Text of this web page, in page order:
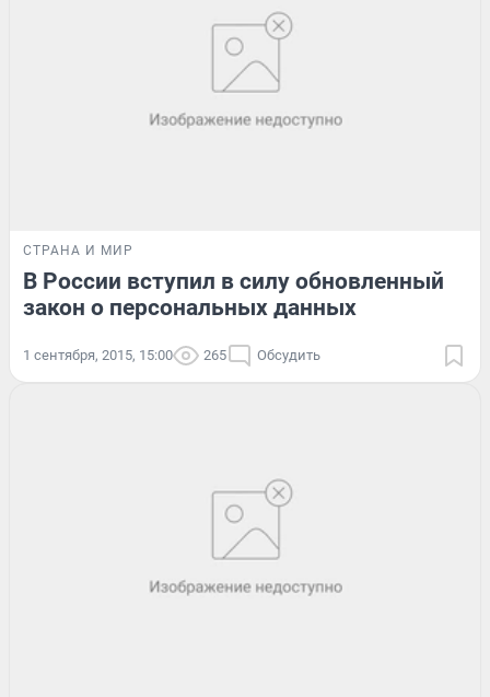
СТРАНА И МИР
В России вступил в силу обновленный
закон о персональных данных
1 сентября, 2015, 15:00 265 Обсудить